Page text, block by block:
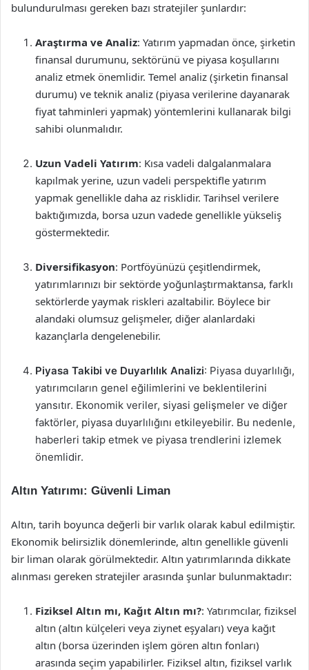
bulundurulması gereken bazı stratejiler şunlardır:
Araştırma ve Analiz: Yatırım yapmadan önce, şirketin
finansal durumunu, sektörünü ve piyasa koşullarını
analiz etmek önemlidir. Temel analiz (şirketin finansal
durumu) ve teknik analiz (piyasa verilerine dayanarak
fiyat tahminleri yapmak) yöntemlerini kullanarak bilgi
sahibi olunmalıdır.
Uzun Vadeli Yatırım: Kısa vadeli dalgalanmalara
kapılmak yerine, uzun vadeli perspektifle yatırım
yapmak genellikle daha az risklidir. Tarihsel verilere
baktığımızda, borsa uzun vadede genellikle yükseliş
göstermektedir.
Diversifikasyon: Portföyünüzü çeşitlendirmek,
yatırımlarınızı bir sektörde yoğunlaştırmaktansa, farklı
sektörlerde yaymak riskleri azaltabilir. Böylece bir
alandaki olumsuz gelişmeler, diğer alanlardaki
kazançlarla dengelenebilir.
Piyasa Takibi ve Duyarlılık Analizi: Piyasa duyarlılığı,
yatırımcıların genel eğilimlerini ve beklentilerini
yansıtır. Ekonomik veriler, siyasi gelişmeler ve diğer
faktörler, piyasa duyarlılığını etkileyebilir. Bu nedenle,
haberleri takip etmek ve piyasa trendlerini izlemek
önemlidir.
Altın Yatırımı: Güvenli Liman
Altın, tarih boyunca değerli bir varlık olarak kabul edilmiştir.
Ekonomik belirsizlik dönemlerinde, altın genellikle güvenli
bir liman olarak görülmektedir. Altın yatırımlarında dikkate
alınması gereken stratejiler arasında şunlar bulunmaktadır:
Fiziksel Altın mı, Kağıt Altın mı?: Yatırımcılar, fiziksel
altın (altın külçeleri veya ziynet eşyaları) veya kağıt
altın (borsa üzerinden işlem gören altın fonları)
arasında seçim yapabilirler. Fiziksel altın, fiziksel varlık